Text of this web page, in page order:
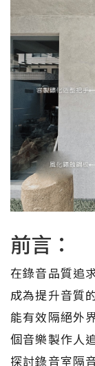
前言：
在錄音品質追
成為提升音質
能有效隔絕外
個音樂製作人
探討錄音室隔